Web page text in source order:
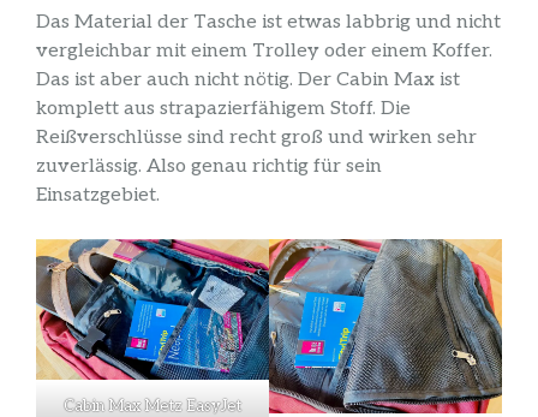
Das Material der Tasche ist etwas labbrig und nicht
vergleichbar mit einem Trolley oder einem Koffer.
Das ist aber auch nicht nötig. Der Cabin Max ist
komplett aus strapazierfähigem Stoff. Die
Reißverschlüsse sind recht groß und wirken sehr
zuverlässig. Also genau richtig für sein
Einsatzgebiet.
Cabin Max Metz EasyJet